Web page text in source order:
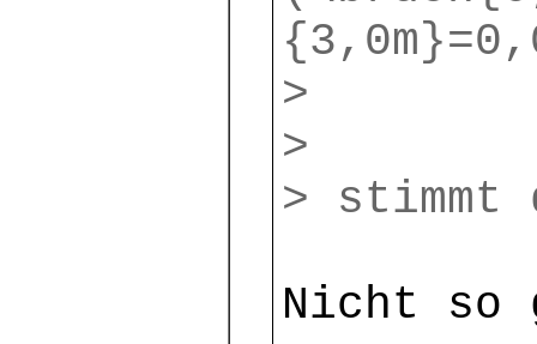
>
>
> stimmt
Nicht so